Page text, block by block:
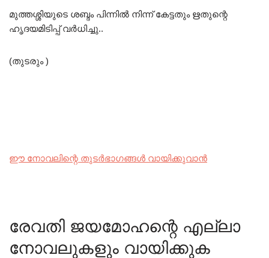
മുത്തശ്ശിയുടെ ശബ്ദം പിന്നിൽ നിന്ന് കേട്ടതും ഋതുന്റെ
ഹൃദയമിടിപ്പ് വർധിച്ചു..
(തുടരും )
ഈ നോവലിന്റെ തുടർഭാഗങ്ങൾ വായിക്കുവാൻ
രേവതി ജയമോഹന്റെ എല്ലാ
നോവലുകളും വായിക്കുക